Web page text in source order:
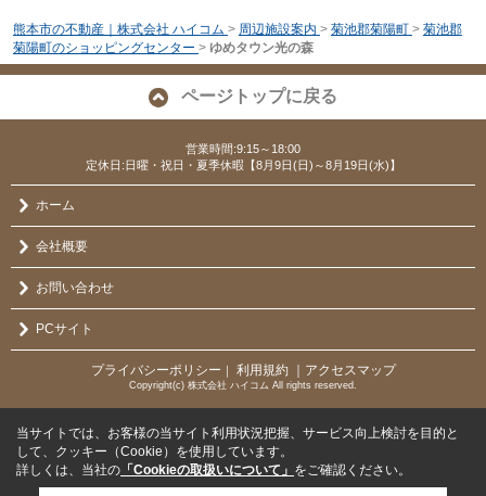
熊本市の不動産｜株式会社 ハイコム > 周辺施設案内 > 菊池郡菊陽町 > 菊池郡
菊陽町のショッピングセンター > ゆめタウン光の森
ページトップに戻る
営業時間:9:15～18:00
定休日:日曜・祝日・夏季休暇【8月9日(日)～8月19日(水)】
ホーム
会社概要
お問い合わせ
PCサイト
プライバシーポリシー ｜ 利用規約 ｜アクセスマップ
Copyright(c) 株式会社 ハイコム All rights reserved.
当サイトでは、お客様の当サイト利用状況把握、サービス向上検討を目的と
して、クッキー（Cookie）を使用しています。
詳しくは、当社の 「Cookieの取扱いについて」 をご確認ください。